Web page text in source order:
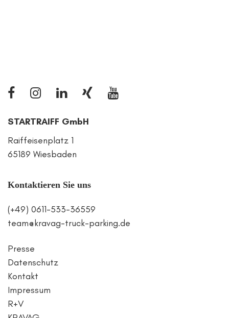
STARTRAIFF GmbH
Raiffeisenplatz 1
65189 Wiesbaden
Kontaktieren Sie uns
(+49) 0611-533-36559
team@kravag-truck-parking.de
Presse
Datenschutz
Kontakt
Impressum
R+V